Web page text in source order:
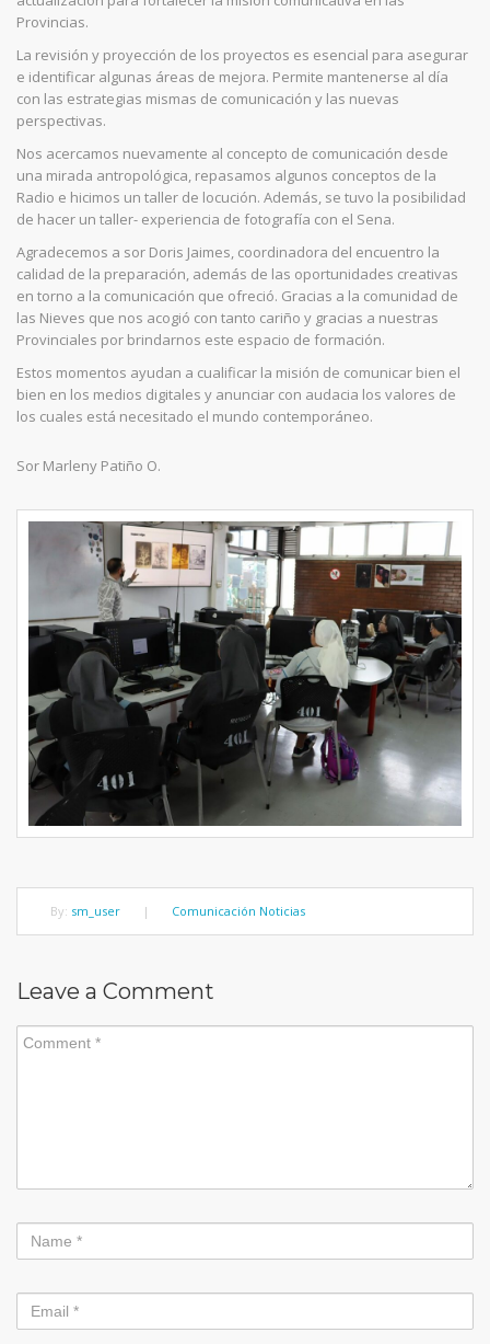
Provincias.
La revisión y proyección de los proyectos es esencial para asegurar
e identificar algunas áreas de mejora. Permite mantenerse al día
con las estrategias mismas de comunicación y las nuevas
perspectivas.
Nos acercamos nuevamente al concepto de comunicación desde
una mirada antropológica, repasamos algunos conceptos de la
Radio e hicimos un taller de locución. Además, se tuvo la posibilidad
de hacer un taller- experiencia de fotografía con el Sena.
Agradecemos a sor Doris Jaimes, coordinadora del encuentro la
calidad de la preparación, además de las oportunidades creativas
en torno a la comunicación que ofreció. Gracias a la comunidad de
las Nieves que nos acogió con tanto cariño y gracias a nuestras
Provinciales por brindarnos este espacio de formación.
Estos momentos ayudan a cualificar la misión de comunicar bien el
bien en los medios digitales y anunciar con audacia los valores de
los cuales está necesitado el mundo contemporáneo.
Sor Marleny Patiño O.
By: sm_user | Comunicación Noticias
Leave a Comment